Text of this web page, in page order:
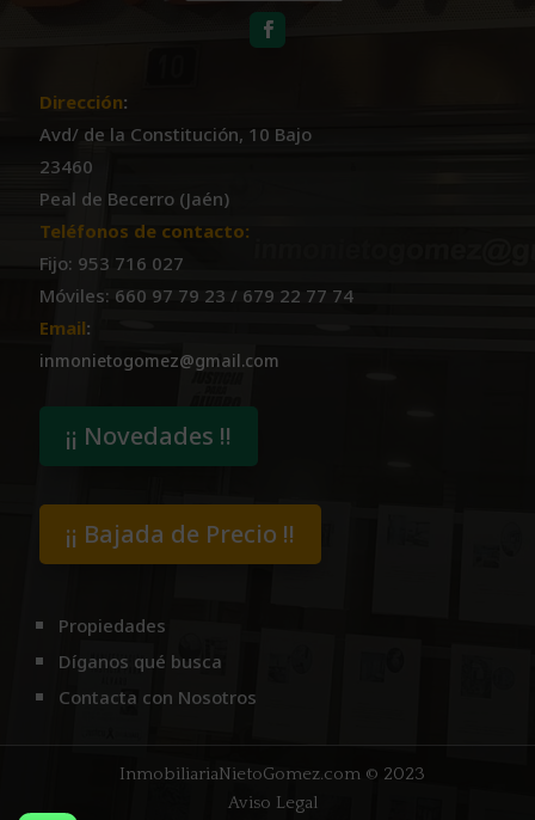
Dirección:
Avd/ de la Constitución, 10 Bajo
23460
Peal de Becerro (Jaén)
Teléfonos de contacto:
Fijo: 953 716 027
Móviles: 660 97 79 23 / 679 22 77 74
Email:
inmonietogomez@gmail.com
¡¡ Novedades !!
¡¡ Bajada de Precio !!
Propiedades
Díganos qué busca
Contacta con Nosotros
InmobiliariaNietoGomez.com © 2023
Aviso Legal